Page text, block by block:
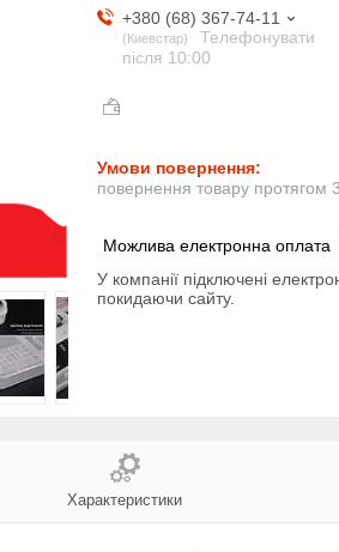
+380 (68) 367-74-11
Киевстар
Телефонувати
після 10:00
повернення товару протягом
У компанії підключені
покидаючи сайту.
Характеристики